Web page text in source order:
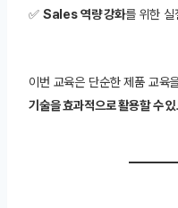
✅ Sales 역량 강화를 위한 실
이번 교육은 단순한 제품 교육
기술을 효과적으로 활용할 수 있